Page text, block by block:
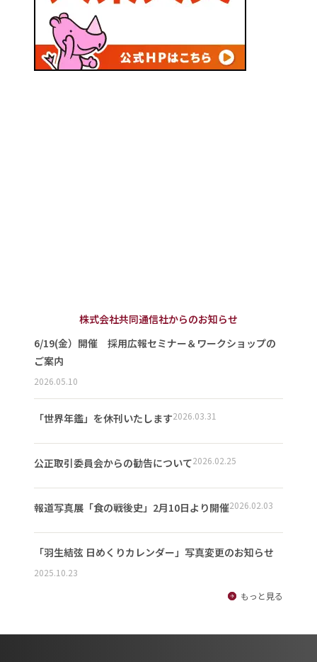
株式会社共同通信社からのお知らせ
6/19(金）開催 採用広報セミナー＆ワークショップの
ご案内
2026.05.10
「世界年鑑」を休刊いたします2026.03.31
公正取引委員会からの勧告について2026.02.25
報道写真展「食の戦後史」2月10日より開催2026.02.03
「羽生結弦 日めくりカレンダー」写真変更のお知らせ
2025.10.23
もっと見る